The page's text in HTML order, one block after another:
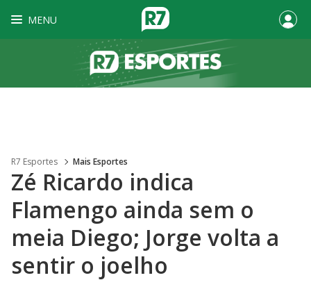
MENU
R7 Esportes Mais Esportes
Zé Ricardo indica
Flamengo ainda sem o
meia Diego; Jorge volta a
sentir o joelho